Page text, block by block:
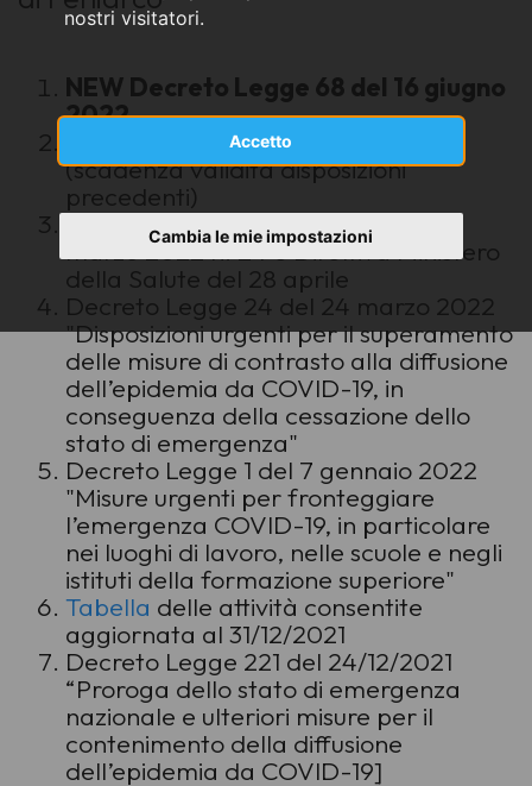
nostri visitatori.
Accetto
Cambia le mie impostazioni
NEW Decreto Legge 68 del 16 giugno
2022
Aggiornamento al 16 giugno 2022
(scadenza validità disposizioni
precedenti)
Conversione del Decreto Legge 24
marzo 2022 n. 24 e Direttiva Ministero
della Salute del 28 aprile
Decreto Legge 24 del 24 marzo 2022
"Disposizioni urgenti per il superamento
delle misure di contrasto alla diffusione
dell’epidemia da COVID-19, in
conseguenza della cessazione dello
stato di emergenza"
Decreto Legge 1 del 7 gennaio 2022
"Misure urgenti per fronteggiare
l’emergenza COVID-19, in particolare
nei luoghi di lavoro, nelle scuole e negli
istituti della formazione superiore"
Tabella delle attività consentite
aggiornata al 31/12/2021
Decreto Legge 221 del 24/12/2021
“Proroga dello stato di emergenza
nazionale e ulteriori misure per il
contenimento della diffusione
dell’epidemia da COVID-19]